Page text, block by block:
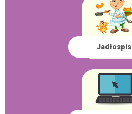
Jadłospis